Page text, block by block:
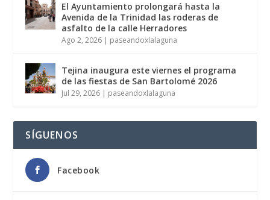
El Ayuntamiento prolongará hasta la
Avenida de la Trinidad las roderas de
asfalto de la calle Herradores
Ago 2, 2026 paseandoxlalaguna
Tejina inaugura este viernes el programa
de las fiestas de San Bartolomé 2026
Jul 29, 2026 paseandoxlalaguna
SÍGUENOS
Facebook